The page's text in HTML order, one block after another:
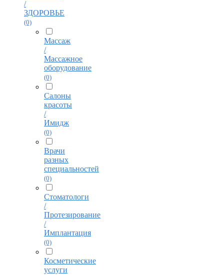
/
ЗДОРОВЬЕ
(0)
Массаж
/
Массажное
оборудование
(0)
Салоны
красоты
/
Имидж
(0)
Врачи
разных
специальностей
(0)
Стоматологи
/
Протезирование
/
Имплантация
(0)
Косметические
услуги